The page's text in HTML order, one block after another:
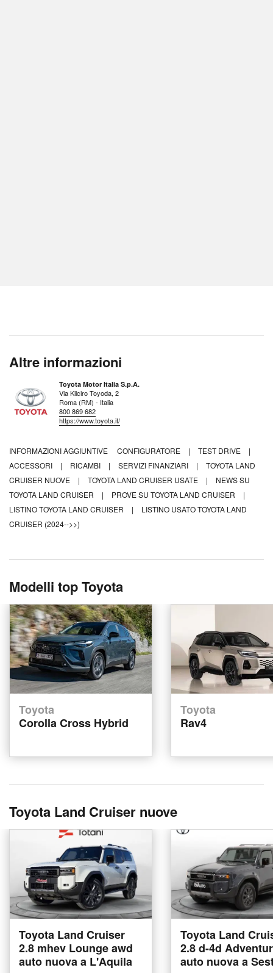
Altre informazioni
Toyota Motor Italia S.p.A.
Via Kiiciro Toyoda, 2
Roma (RM) - Italia
800 869 682
https://www.toyota.it/
INFORMAZIONI AGGIUNTIVE CONFIGURATORE | TEST DRIVE
|
ACCESSORI
| RICAMBI | SERVIZI FINANZIARI |
TOYOTA LAND
CRUISER NUOVE
| TOYOTA LAND CRUISER USATE |
NEWS SU
TOYOTA LAND CRUISER
| PROVE SU TOYOTA LAND CRUISER
|
LISTINO TOYOTA LAND CRUISER
|
LISTINO USATO TOYOTA LAND
CRUISER (2024-->>)
Modelli top Toyota
Toyota
Corolla Cross Hybrid
Toyota
Rav4
Toyota Land Cruiser nuove
Toyota Land Cruiser
2.8 mhev Lounge awd
auto nuova a L'Aquila
Toyota Land
2.8 d-4d
auto nuova a